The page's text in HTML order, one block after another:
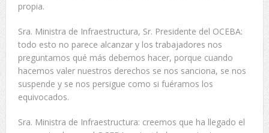
propia.
Sra. Ministra de Infraestructura, Sr. Presidente del OCEBA:
todo esto no parece alcanzar y los trabajadores nos
preguntamos qué más debemos hacer, porque cuando
hacemos valer nuestros derechos se nos sanciona, se nos
suspende y se nos persigue como si fuéramos los
equivocados.
Sra. Ministra de Infraestructura: creemos que ha llegado el